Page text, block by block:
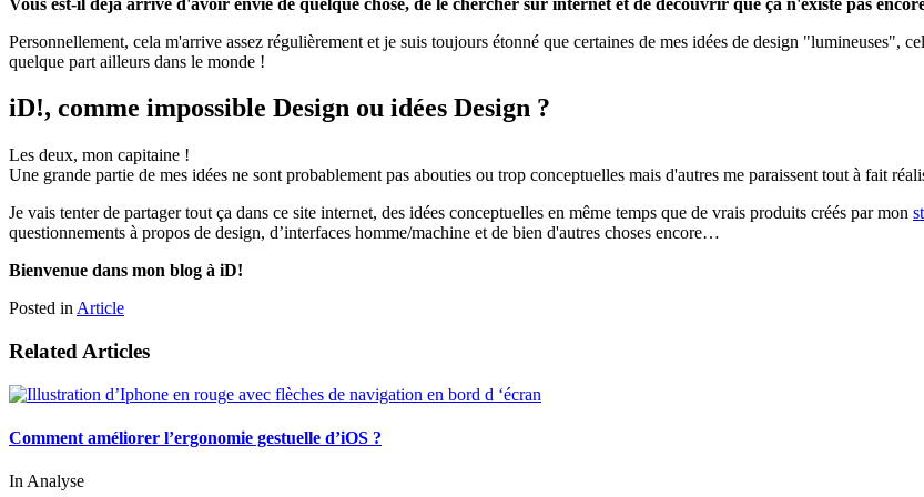
Personnellement, cela m'arrive assez régulièrement et je suis toujours étonné que certaines de mes idées de design "lumineuses",
quelque part ailleurs dans le monde !
iD!, comme impossible Design ou idées Design ?
Les deux, mon capitaine !
Une grande partie de mes idées ne sont probablement pas abouties ou trop conceptuelles mais d'autres me paraissent tout à fait
Je vais tenter de partager tout ça dans ce site internet, des idées conceptuelles en même temps que de vrais produits créés par mon
questionnements à propos de design, d’interfaces homme/machine et de bien d'autres choses encore…
Bienvenue dans mon blog à iD!
Posted in Article
Related Articles
Comment améliorer l’ergonomie gestuelle d’iOS ?
In Analyse